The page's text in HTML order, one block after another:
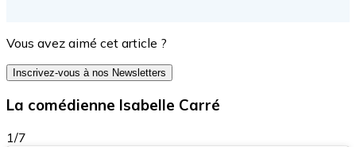
Vous avez aimé cet article ?
Inscrivez-vous à nos Newsletters
La comédienne Isabelle Carré
1/7